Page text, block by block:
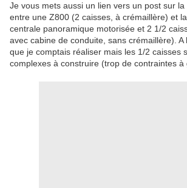
Je vous mets aussi un lien vers un post sur
entre une Z800 (2 caisses, à crémaillère) et
centrale panoramique motorisée et 2 1/2
avec cabine de conduite, sans crémaillère). A
que je comptais réaliser mais les 1/2 caisses
complexes à construire (trop de contraintes à